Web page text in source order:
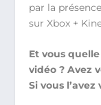
par la
sur Xbox +
Et vous
vidéo ? Avez
Si vous